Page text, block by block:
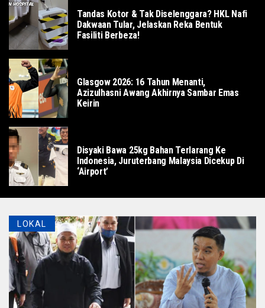
Tandas Kotor & Tak Diselenggara? HKL Nafi
Dakwaan Tular, Jelaskan Reka Bentuk
Fasiliti Berbeza!
Glasgow 2026: 16 Tahun Menanti,
Azizulhasni Awang Akhirnya Sambar Emas
Keirin
Disyaki Bawa 25kg Bahan Terlarang Ke
Indonesia, Juruterbang Malaysia Dicekup Di
‘Airport’
LOKAL